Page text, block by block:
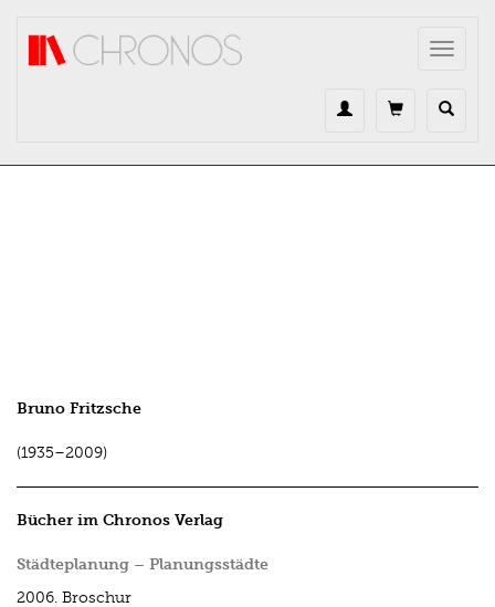
Toggle
Bruno Fritzsche
(1935–2009)
Bücher im Chronos Verlag
Städteplanung – Planungsstädte
2006. Broschur